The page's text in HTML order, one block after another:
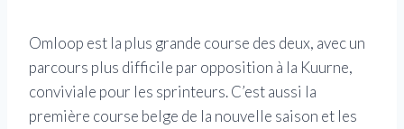
Omloop est la plus grande course des deux, avec un
parcours plus difficile par opposition à la Kuurne,
conviviale pour les sprinteurs. C’est aussi la
première course belge de la nouvelle saison et les